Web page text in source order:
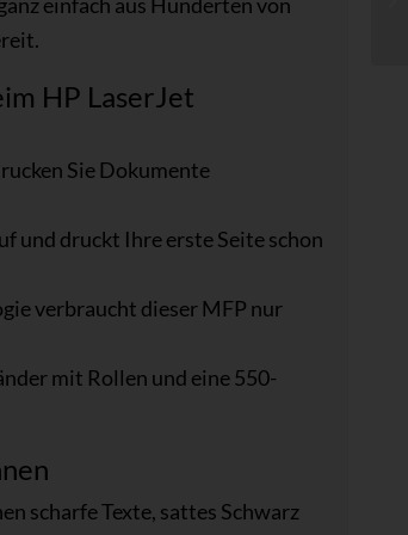
HP LaserJet
Sie Dokumente
und druckt Ihre erste Seite schon
verbraucht dieser MFP nur
mit Rollen und eine 550-
scharfe Texte, sattes Schwarz